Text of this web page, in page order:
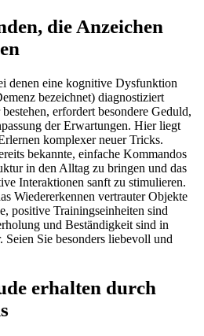
die Anzeichen
denen eine kognitive Dysfunktion
bezeichnet) diagnostiziert
erfordert besondere Geduld,
der Erwartungen. Hier liegt
komplexer neuer Tricks.
bekannte, einfache Kommandos
in den Alltag zu bringen und das
Interaktionen sanft zu stimulieren.
Wiedererkennen vertrauter Objekte
positive Trainingseinheiten sind
und Beständigkeit sind in
Sie besonders liebevoll und
erhalten durch